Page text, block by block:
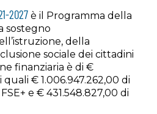
2027è il Programma della
sostegno
della
sociale dei cittadini
finanziaria è di €
quali € 1.006.947.262,00 di
e € 431.548.827,00 di